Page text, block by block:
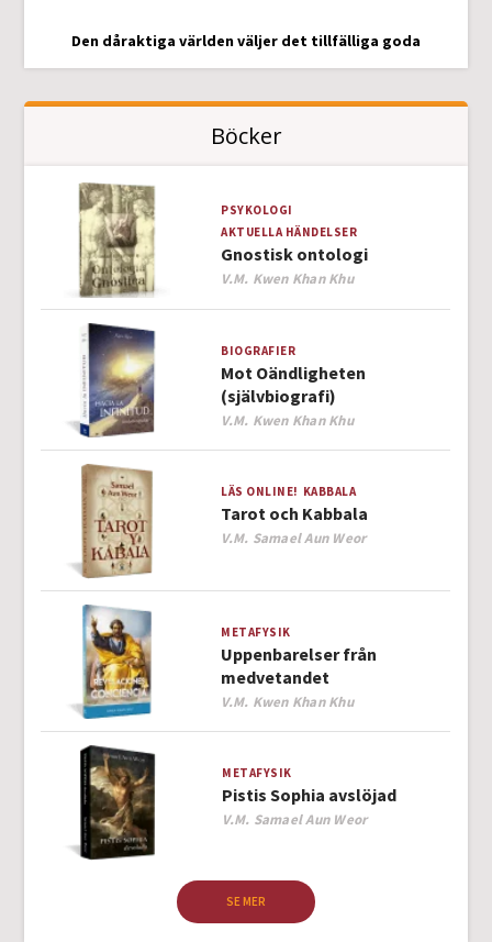
Den dåraktiga världen väljer det tillfälliga goda
Böcker
PSYKOLOGI
AKTUELLA HÄNDELSER
Gnostisk ontologi
Author
V.M. Kwen Khan Khu
BIOGRAFIER
Mot Oändligheten
(självbiografi)
Author
V.M. Kwen Khan Khu
LÄS ONLINE! KABBALA
Tarot och Kabbala
Author
V.M. Samael Aun Weor
METAFYSIK
Uppenbarelser från
medvetandet
Author
V.M. Kwen Khan Khu
METAFYSIK
Pistis Sophia avslöjad
Author
V.M. Samael Aun Weor
SE MER